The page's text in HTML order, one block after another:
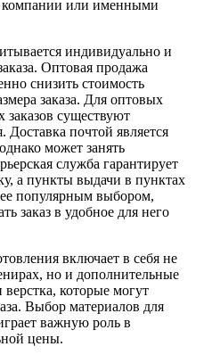
компании или именными
индивидуально и
Оптовая продажа
снизить стоимость
заказа. Для оптовых
заказов существуют
почтой является
может занять
служба гарантирует
а пункты выдачи в пунктах
популярным выбором,
заказ в удобное для него
включает в себя не
но и дополнительные
которые могут
Выбор материалов для
важную роль в
цены.